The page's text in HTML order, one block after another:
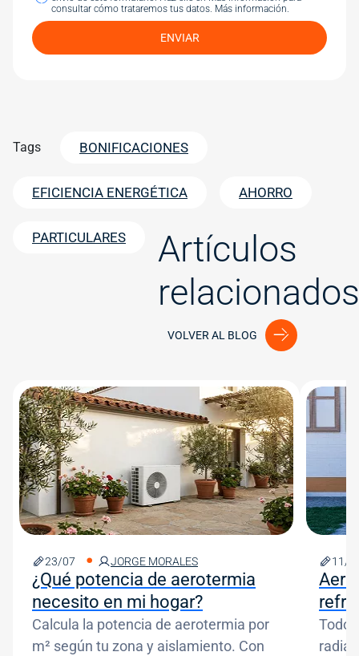
consultar cómo trataremos tus datos. Más información.
ENVIAR
Tags BONIFICACIONES
EFICIENCIA ENERGÉTICA AHORRO
PARTICULARES
Artículos
relacionados
VOLVER AL BLOG
Image
23/07 JORGE MORALES
¿Qué potencia de aerotermia
necesito en mi hogar?
Calcula la potencia de aerotermia por
m² según tu zona y aislamiento. Con
Image
11/
Todo